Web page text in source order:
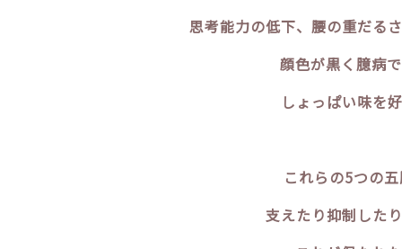
思考能力の低下、腰の重だる
顔色が黒く臆病
しょっぱい味を
これらの5つの
支えたり抑制した